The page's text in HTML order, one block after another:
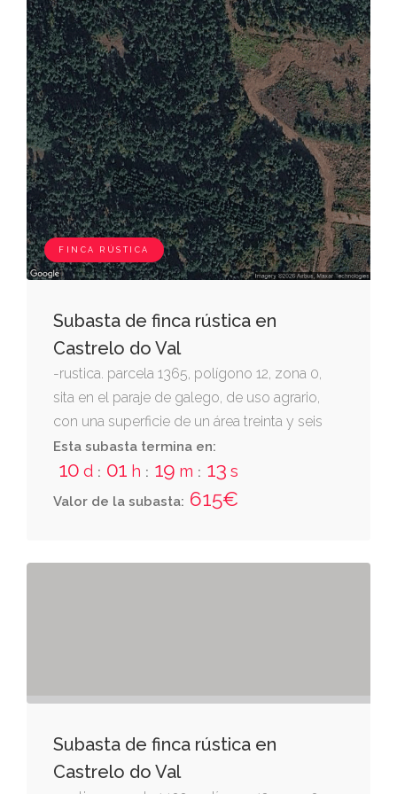
FINCA RÚSTICA
Subasta de finca rústica en
Castrelo do Val
-rustica. parcela 1365, polígono 12, zona 0,
sita en el paraje de galego, de uso agrario,
con una superficie de un área treinta y seis
centiáreas destinadas a matorral
Esta subasta termina en:
10 d : 01 h : 19 m : 12 s
Valor de la subasta: 615€
Subasta de finca rústica en
Castrelo do Val